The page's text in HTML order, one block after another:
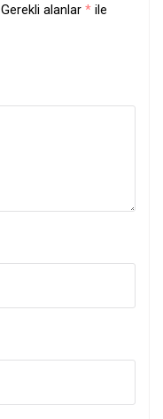
Gerekli alanlar * ile